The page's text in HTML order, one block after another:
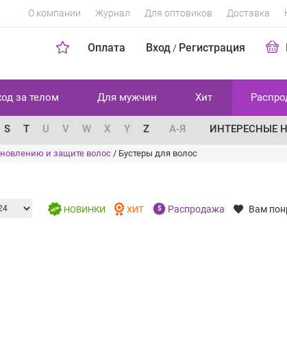
О компании Журнал Для оптовиков Доставка
Оплата Вход / Регистрация
за телом Для мужчин Хит
S T U V W X Y Z А-Я ИНТЕРЕСНЫЕ
и защите волос / Бустеры для волос
НОВИНКИ ХИТ Распродажа Вам